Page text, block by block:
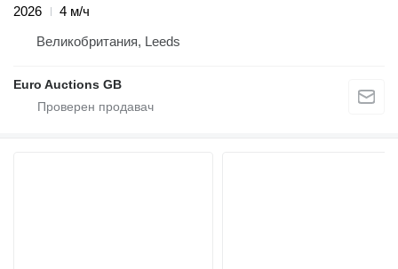
2026
4 м/ч
Великобритания, Leeds
Euro Auctions GB